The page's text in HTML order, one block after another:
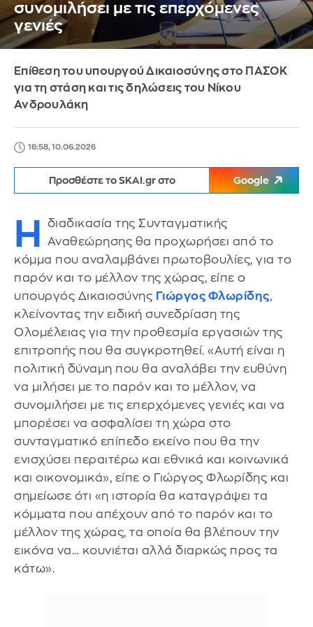
συνομιλήσει με τις επερχόμενες
γενιές
Επίθεση του υπουργού Δικαιοσύνης στο ΠΑΣΟΚ
για τη στάση και τις δηλώσεις του Νίκου
Ανδρουλάκη
16:58, 10.06.2026
Προσθέστε το SKAI.gr στο Google
Η
διαδικασία της Συνταγματικής
Αναθεώρησης θα προχωρήσει από το
κόμμα που αναλαμβάνει πρωτοβουλίες, για το
παρόν και το μέλλον της χώρας, είπε ο
υπουργός Δικαιοσύνης Γιώργος Φλωρίδης,
κλείνοντας την ειδική συνεδρίαση της
Ολομέλειας για την προθεσμία εργασιών της
επιτροπής που θα συγκροτηθεί. «Αυτή είναι η
πολιτική δύναμη που θα αναλάβει την ευθύνη
να μιλήσει με το παρόν και το μέλλον, να
συνομιλήσει με τις επερχόμενες γενιές και να
μπορέσει να ασφαλίσει τη χώρα στο
συνταγματικό επίπεδο εκείνο που θα την
ενισχύσει περαιτέρω και εθνικά και κοινωνικά
και οικονομικά», είπε ο Γιώργος Φλωρίδης και
σημείωσε ότι «η ιστορία θα καταγράψει τα
κόμματα που απέχουν από το παρόν και το
μέλλον της χώρας, τα οποία θα βλέπουν την
εικόνα να… κουνιέται αλλά διαρκώς προς τα
κάτω».